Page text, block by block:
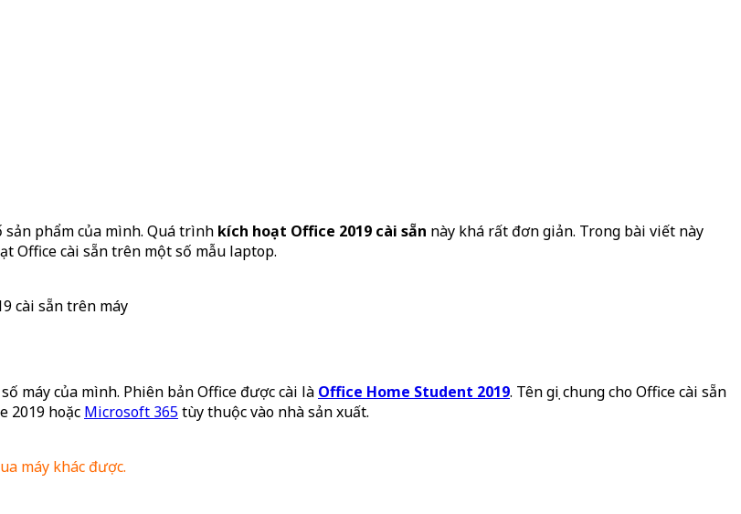
phẩm của mình. Quá trình kích hoạt Office 2019 cài sẵn này khá rất đơn giản. Trong bài viết này
Office cài sẵn trên một số mẫu laptop.
cài sẵn trên máy
máy của mình. Phiên bản Office được cài là Office Home Student 2019. Tên gọi chung cho Office cài sẵn
2019 hoặc Microsoft 365tùy thuộc vào nhà sản xuất.
máy khác được.